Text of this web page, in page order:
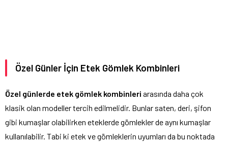
Özel Günler İçin Etek Gömlek Kombinleri
Özel günlerde etek gömlek kombinleri arasında daha çok
klasik olan modeller tercih edilmelidir. Bunlar saten, deri, şifon
gibi kumaşlar olabilirken eteklerde gömlekler de aynı kumaşlar
kullanılabilir. Tabi ki etek ve gömleklerin uyumları da bu noktada